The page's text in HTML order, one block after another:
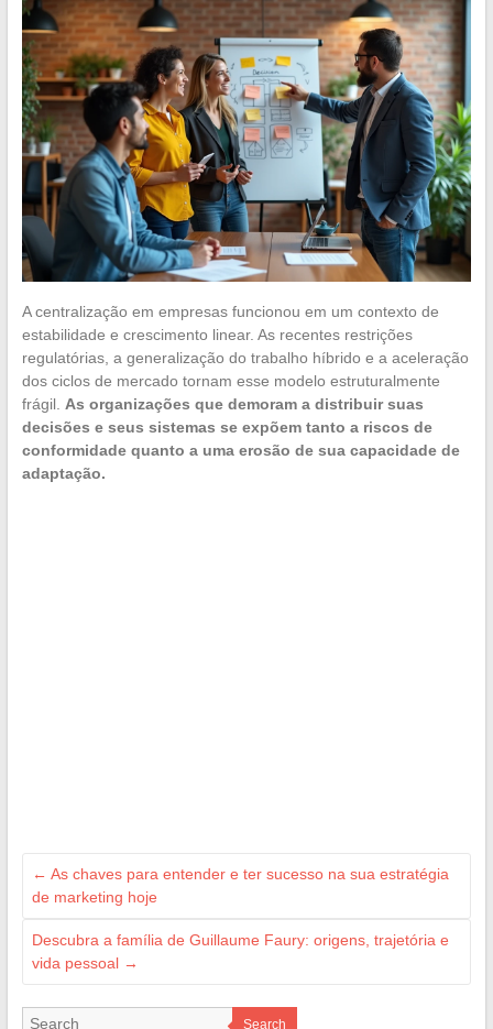
A centralização em empresas funcionou em um contexto de
estabilidade e crescimento linear. As recentes restrições
regulatórias, a generalização do trabalho híbrido e a aceleração
dos ciclos de mercado tornam esse modelo estruturalmente
frágil. As organizações que demoram a distribuir suas
decisões e seus sistemas se expõem tanto a riscos de
conformidade quanto a uma erosão de sua capacidade de
adaptação.
← As chaves para entender e ter sucesso na sua estratégia
de marketing hoje
Descubra a família de Guillaume Faury: origens, trajetória e
vida pessoal →
Search